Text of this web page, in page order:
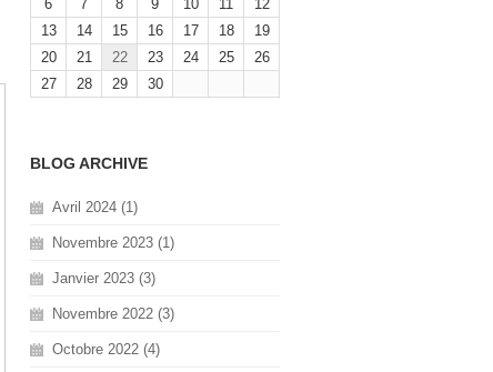
6
7 8 9 10 11
12
13
14 15 16 17 18
19
20
21 22 23 24 25
26
27
28 29 30
BLOG ARCHIVE
Avril 2024 (1)
Novembre 2023 (1)
Janvier 2023 (3)
Novembre 2022 (3)
Octobre 2022 (4)